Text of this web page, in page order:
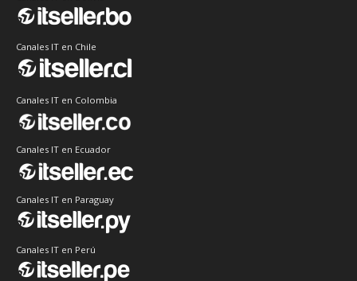
Canales IT en Chile
Canales IT en Colombia
Canales IT en Ecuador
Canales IT en Paraguay
Canales IT en Perú